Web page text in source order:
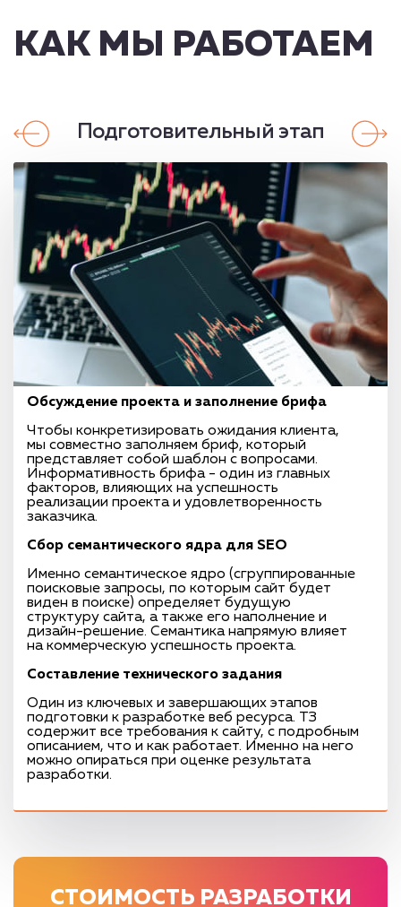
КАК МЫ РАБОТАЕМ
Подготовительный этап
Обсуждение проекта и заполнение брифа
Чтобы конкретизировать ожидания клиента,
мы совместно заполняем бриф, который
представляет собой шаблон с вопросами.
Информативность брифа - один из главных
факторов, влияющих на успешность
реализации проекта и удовлетворенность
заказчика.
Сбор семантического ядра для SEO
Именно семантическое ядро (сгруппированные
поисковые запросы, по которым сайт будет
виден в поиске) определяет будущую
структуру сайта, а также его наполнение и
дизайн-решение. Семантика напрямую влияет
на коммерческую успешность проекта.
Составление технического задания
Один из ключевых и завершающих этапов
подготовки к разработке веб ресурса. ТЗ
содержит все требования к сайту, с подробным
описанием, что и как работает. Именно на него
можно опираться при оценке результата
разработки.
СТОИМОСТЬ РАЗРАБОТКИ